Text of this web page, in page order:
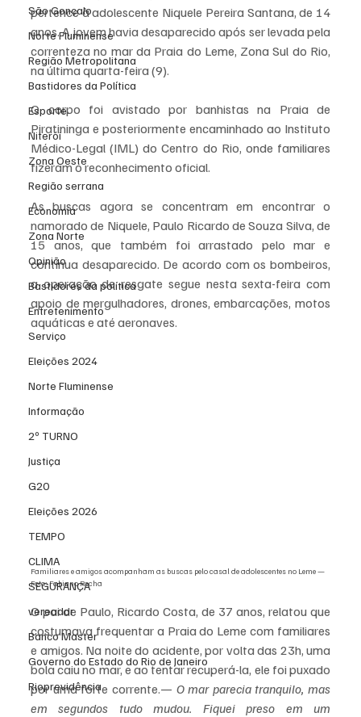
São Gonçalo
Norte Fluminense
Região Metropolitana
Bastidores da Política
Esporte
Niterói
Zona Oeste
Região serrana
Economia
Zona Norte
Opinião
Bastidores da política
Entretenimento
Serviço
Eleições 2024
Norte Fluminense
Informação
2º TURNO
Justiça
G20
Eleições 2026
TEMPO
CLIMA
SEGURANÇA
vereador
Banco Master
Governo do Estado do Rio de Janeiro
Rioprevidência
pertence à adolescente Niquele Pereira Santana, de 14
anos. A jovem havia desaparecido após ser levada pela
correnteza no mar da Praia do Leme, Zona Sul do Rio,
na última quarta-feira (9).
O corpo foi avistado por banhistas na Praia de
Piratininga e posteriormente encaminhado ao Instituto
Médico-Legal (IML) do Centro do Rio, onde familiares
fizeram o reconhecimento oficial.
As buscas agora se concentram em encontrar o
namorado de Niquele, Paulo Ricardo de Souza Silva, de
15 anos, que também foi arrastado pelo mar e
continua desaparecido. De acordo com os bombeiros,
a operação de resgate segue nesta sexta-feira com
apoio de mergulhadores, drones, embarcações, motos
aquáticas e até aeronaves.
Familiares e amigos acompanham as buscas pelo casal de adolescentes no Leme —
Foto: Fabiano Rocha
O pai de Paulo, Ricardo Costa, de 37 anos, relatou que
costumava frequentar a Praia do Leme com familiares
e amigos. Na noite do acidente, por volta das 23h, uma
bola caiu no mar, e ao tentar recuperá-la, ele foi puxado
por uma forte corrente.— O mar parecia tranquilo, mas
em segundos tudo mudou. Fiquei preso em um